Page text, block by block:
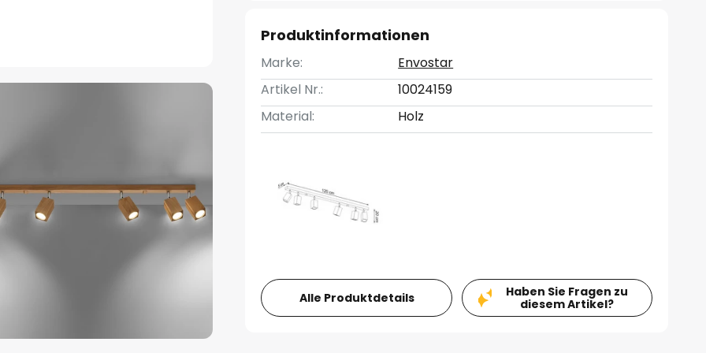
Produktinformationen
Marke:
Envostar
Artikel Nr.:
10024159
Material:
Holz
Alle Produktdetails
Haben Sie Fragen zu
diesem Artikel?